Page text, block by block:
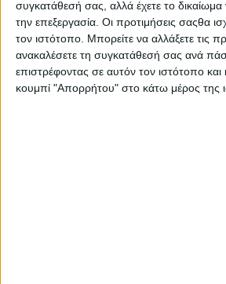
συγκατάθεσή σας, αλλά έχετε το δικαίωμα
την επεξεργασία. Οι προτιμήσεις σαςθα
τον ιστότοπο. Μπορείτε να αλλάξετε τις
ανακαλέσετε τη συγκατάθεσή σας ανά
επιστρέφοντας σε αυτόν τον ιστότοπο και
κουμπί "Απορρήτου" στο κάτω μέρος της
Σχετ: 1.
ΔΑΟΚΠΕΑΙΤ/167241/
Τμήματός
Σχετ: 2. Αριθμ. Πρωτ.234 /
Παραβόλας